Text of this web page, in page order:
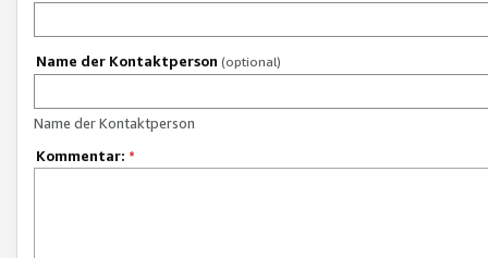
Name der Kontaktperson (optional)
Name der Kontaktperson
Kommentar: *